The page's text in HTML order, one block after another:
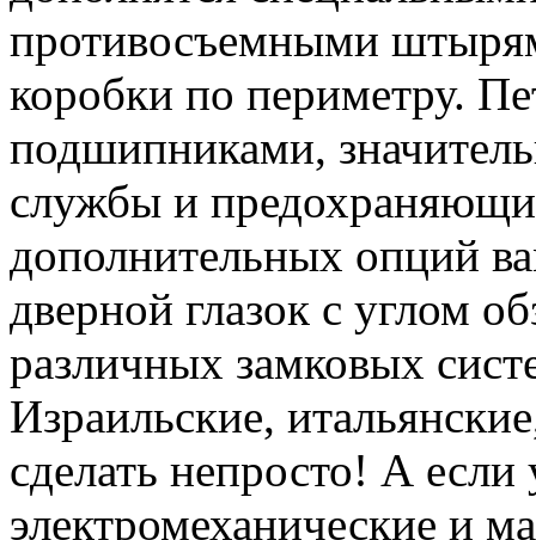
противосъемными
коробки по периметру.
подшипниками,
службы и
дополнительных опций
дверной глазок с углом
различных замковых
Израильские,
сделать непросто! А если
электромеханические и